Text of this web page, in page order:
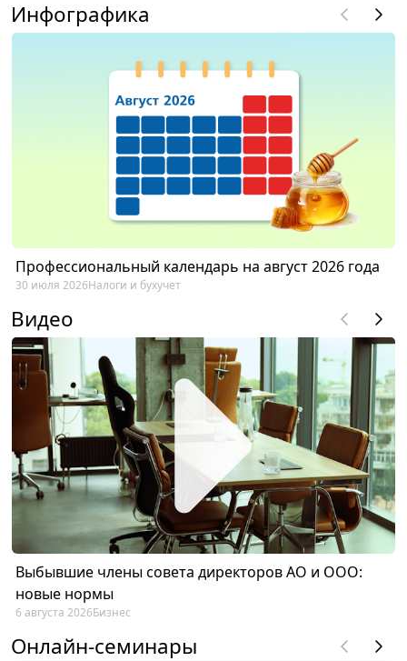
Инфографика
Профессиональный календарь на август 2026 года
30 июля 2026Налоги и бухучет
Видео
Выбывшие члены совета директоров АО и ООО:
новые нормы
6 августа 2026Бизнес
Онлайн-семинары